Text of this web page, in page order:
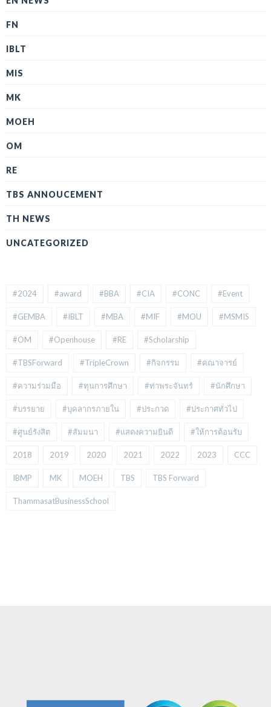
FN
IBLT
MIS
MK
MOEH
OM
RE
TBS ANNOUCEMENT
TH NEWS
UNCATEGORIZED
#2024 #award #BBA #CIA #CONC #Event
#GEMBA #IBLT #MBA #MIF #MOU #MSMIS
#OM #Openhouse #RE #Scholarship
#TBSForward #TripleCrown #กิจกรรม #คณาจารย์
#ความร่วมมือ #ทุนการศึกษา #ท่าพระจันทร์ #นักศึกษา
#บรรยาย #บุคลากรภายใน #ประกวด #ประกาศทั่วไป
#ศูนย์รังสิต #สัมมนา #แสดงความยินดี #ให้การต้อนรับ
2018 2019 2020 2021 2022 2023 CCC
IBMP MK MOEH TBS TBS Forward
ThammasatBusinessSchool